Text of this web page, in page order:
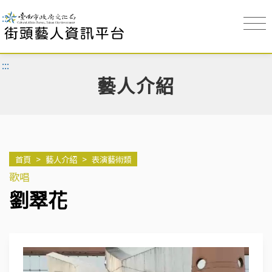
:::
:::
藝人介紹
首頁 > 藝人介紹 > 表演藝術類
歌唱
劉翠花